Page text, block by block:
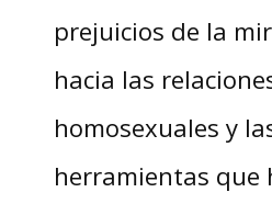
prejuicios de la
hacia las
homosexuales y
herramientas que